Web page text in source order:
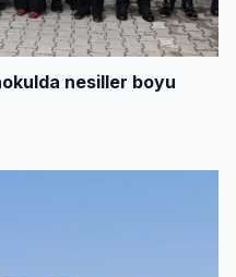
nesiller boyu